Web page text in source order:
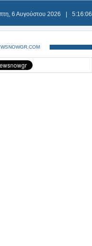
6 Αυγούστου 2026 5:16:06